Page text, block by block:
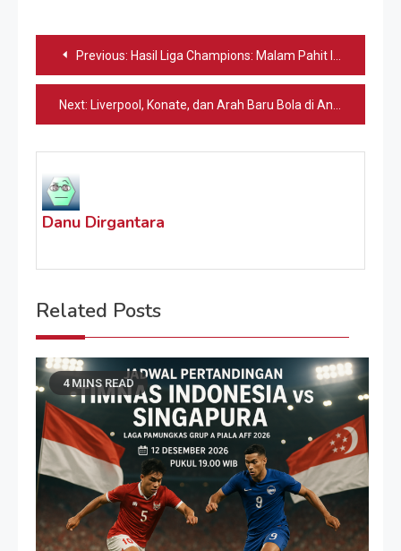
Navigasi
pos
Previous: Hasil Liga Champions: Malam Pahit Inggris
Next: Liverpool, Konate, dan Arah Baru Bola di Anfield
Danu Dirgantara
Related Posts
4 MINS READ